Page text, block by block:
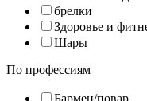
брелки
Здоровье и
Шары
По профессиям